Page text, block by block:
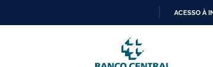
PARA
O
ACESSO À